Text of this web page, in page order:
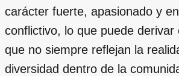
carácter fuerte, apasionado y
conflictivo, lo que puede derivar
que no siempre reflejan la
diversidad dentro de la